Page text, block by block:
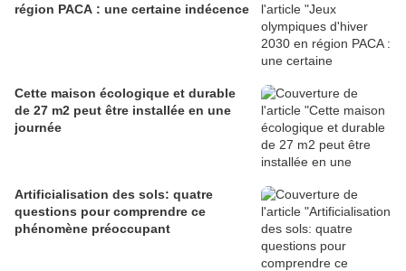
région PACA : une certaine indécence
Cette maison écologique et durable
de 27 m2 peut être installée en une
journée
Artificialisation des sols: quatre
questions pour comprendre ce
phénomène préoccupant